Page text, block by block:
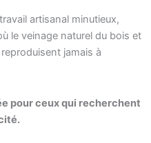
artisanal minutieux,
le veinage naturel du bois et
jamais à
pour ceux qui recherchent